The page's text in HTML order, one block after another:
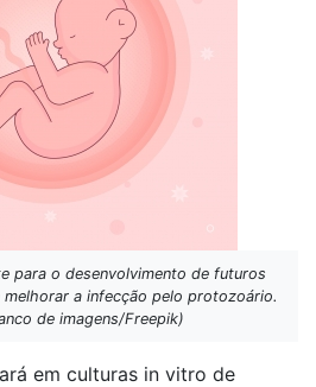
para o desenvolvimento de futuros
melhorar a infecção pelo protozoário.
de imagens/Freepik)
em culturas in vitro de